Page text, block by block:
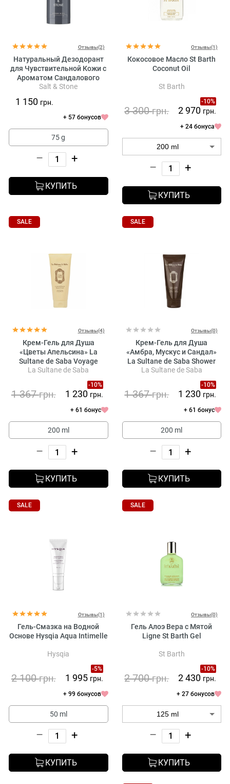
Отзывы(2)
Натуральный Дезодорант
для Чувствительной Кожи с
Ароматом Сандалового
Дерева и Ветивера Salt &
Santal & Vetiver Formula №2
(Sensitive Skin)
Salt & Stone
1 150 грн.
+ 57 бонусов
75 g
– +
КУПИТЬ
Отзывы(1)
Кокосовое Масло St Barth
Coconut Oil
St Barth
-10%
3 300грн. 2 970 грн.
+ 24 бонуса
– +
КУПИТЬ
SALE
Отзывы(4)
Крем-Гель для Душа
«Цветы Апельсина» La
Sultane de Saba Voyage
Délices Shower Cream Orange
La Sultane de Saba
-10%
1 367грн. 1 230 грн.
+ 61 бонус
200 ml
– +
КУПИТЬ
SALE
Отзывы(0)
Крем-Гель для Душа
«Амбра, Мускус и Сандал»
La Sultane de Saba Shower
Cream Amber, Musk,
La Sultane de Saba
-10%
1 367грн. 1 230 грн.
+ 61 бонус
200 ml
– +
КУПИТЬ
SALE
Отзывы(1)
Гель-Смазка на Водной
Основе ​Hysqia Aqua Intimelle
Hysqia
-5%
2 100грн. 1 995 грн.
+ 99 бонусов
50 ml
– +
КУПИТЬ
SALE
Отзывы(0)
Гель Алоэ Вера с Мятой
Ligne St Barth Gel
St Barth
-10%
2 700грн. 2 430 грн.
+ 27 бонусов
– +
КУПИТЬ